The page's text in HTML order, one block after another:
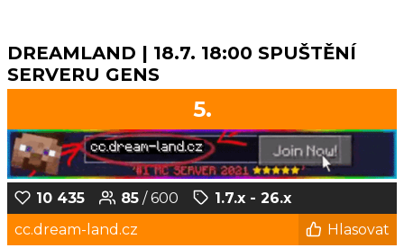
DREAMLAND | 18.7. 18:00 SPUŠTĚNÍ
SERVERU GENS
5.
10 435 85 / 600
1.7.x - 26.x
cc.dream-land.cz
Hlasovat